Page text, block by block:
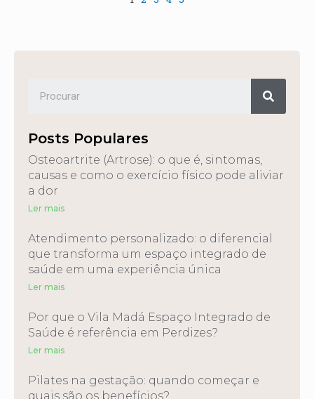
Posts Populares
Osteoartrite (Artrose): o que é, sintomas,
causas e como o exercício físico pode aliviar
a dor
Ler mais
Atendimento personalizado: o diferencial
que transforma um espaço integrado de
saúde em uma experiência única
Ler mais
Por que o Vila Madá Espaço Integrado de
Saúde é referência em Perdizes?
Ler mais
Pilates na gestação: quando começar e
quais são os benefícios?